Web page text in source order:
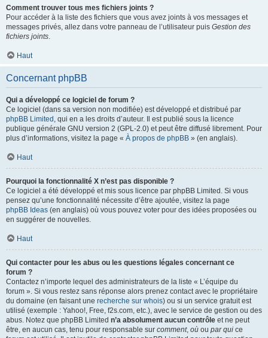
Comment trouver tous mes fichiers joints ?
Pour accéder à la liste des fichiers que vous avez joints à vos messages et
messages privés, allez dans votre panneau de l’utilisateur puis Gestion des
fichiers joints.
Haut
Concernant phpBB
Qui a développé ce logiciel de forum ?
Ce logiciel (dans sa version non modifiée) est développé et distribué par
phpBB Limited , qui en a les droits d’auteur. Il est publié sous la licence
publique générale GNU version 2 (GPL-2.0) et peut être diffusé librement. Pour
plus d’informations, visitez la page « À propos de phpBB » (en anglais).
Haut
Pourquoi la fonctionnalité X n’est pas disponible ?
Ce logiciel a été développé et mis sous licence par phpBB Limited. Si vous
pensez qu’une fonctionnalité nécessite d’être ajoutée, visitez la page
phpBB Ideas (en anglais) où vous pouvez voter pour des idées proposées ou
en suggérer de nouvelles.
Haut
Qui contacter pour les abus ou les questions légales concernant ce
forum ?
Contactez n’importe lequel des administrateurs de la liste « L’équipe du
forum ». Si vous restez sans réponse alors prenez contact avec le propriétaire
du domaine (en faisant une recherche sur whois) ou si un service gratuit est
utilisé (exemple : Yahoo!, Free, f2s.com, etc.), avec le service de gestion ou des
abus. Notez que phpBB Limited n’a absolument aucun contrôle et ne peut
être, en aucun cas, tenu pour responsable sur comment, où ou par qui ce